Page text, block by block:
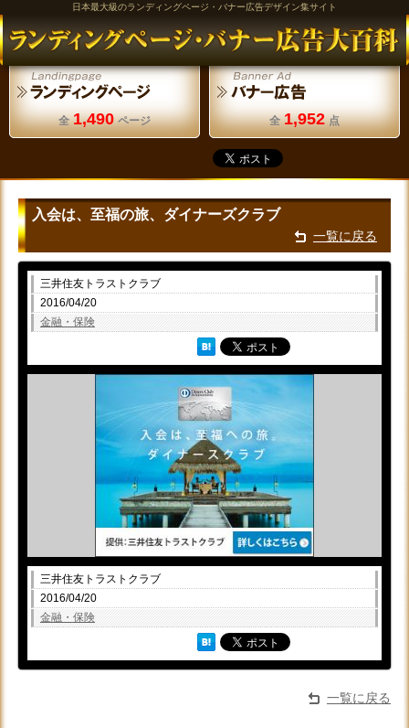
日本最大級のランディングページ・バナー広告デザイン集サイト
全 1,490 ページ 全 1,952 点
入会は、至福の旅、ダイナーズクラブ
一覧に戻る
三井住友トラストクラブ
2016/04/20
金融・保険
三井住友トラストクラブ
2016/04/20
金融・保険
一覧に戻る